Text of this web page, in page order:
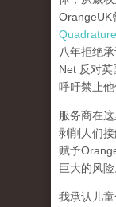
OrangeUK
八年拒绝
Net 反对英
呼吁禁止他
服务商在
剥削人们
赋予
巨大的风险
我承认儿